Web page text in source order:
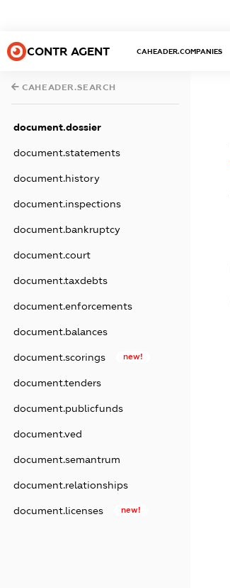
CONTR AGENT CAHEADER.COMPANIES
CAHEADER.SEARCH
document.dossier
document.statements
document.history
document.inspections
document.bankruptcy
document.court
document.taxdebts
document.enforcements
document.balances
document.scorings new!
document.tenders
document.publicfunds
document.ved
document.semantrum
document.relationships
document.licenses new!